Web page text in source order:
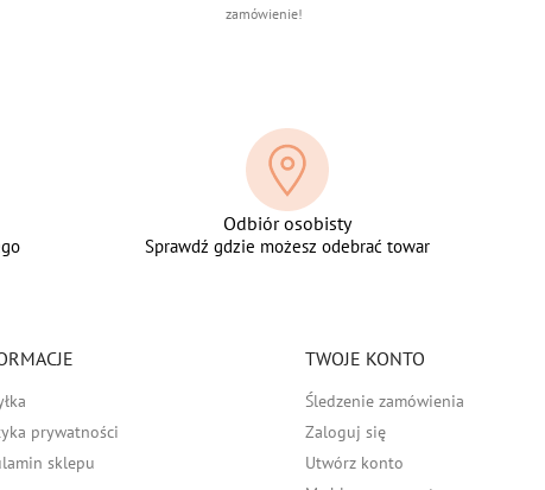
zamówienie!
Odbiór osobisty
Sprawdź gdzie możesz odebrać towar
prywatności
sklepu
TWOJE KONTO
Śledzenie zamówienia
Zaloguj się
Utwórz konto